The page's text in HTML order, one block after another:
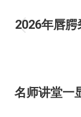
章
2026年唇
名师讲堂一